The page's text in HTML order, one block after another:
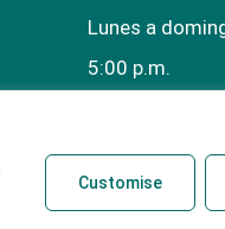
Customise
Lunes a
5:00 p.m.